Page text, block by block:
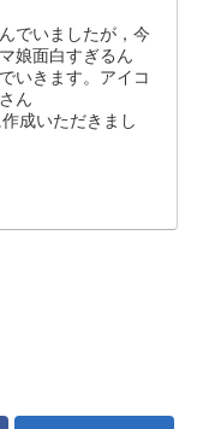
でいましたが，今
娘面白すぎるん
いきます。アイコ
ん
成いただきまし